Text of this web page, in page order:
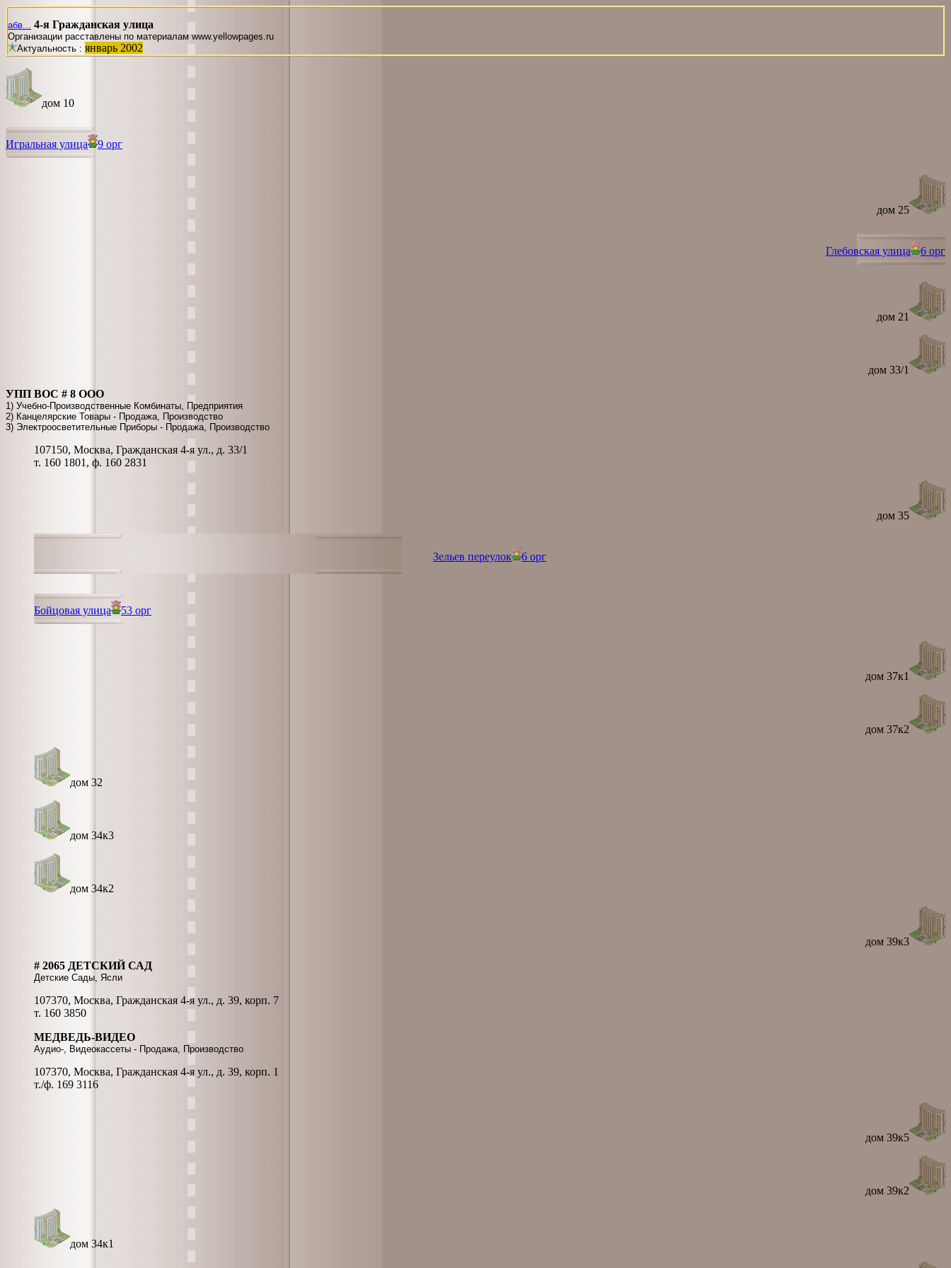
абв... 4-я Гражданская улица
Организации расставлены по материалам www.yellowpages.ru
Актуальность : январь 2002
дом 10
Игральная улица 9 орг
дом 25
Глебовская улица 6 орг
дом 21
дом 33/1
УПП ВОС # 8 ООО
1) Учебно-Производственные Комбинаты, Предприятия
2) Канцелярские Товары - Продажа, Производство
3) Электроосветительные Приборы - Продажа, Производство
107150, Москва, Гражданская 4-я ул., д. 33/1
т. 160 1801, ф. 160 2831
дом 35
Зельев переулок 6 орг
Бойцовая улица 53 орг
дом 37к1
дом 37к2
дом 32
дом 34к3
дом 34к2
дом 39к3
# 2065 ДЕТСКИЙ САД
Детские Сады, Ясли
107370, Москва, Гражданская 4-я ул., д. 39, корп. 7
т. 160 3850
МЕДВЕДЬ-ВИДЕО
Аудио-, Видеокассеты - Продажа, Производство
107370, Москва, Гражданская 4-я ул., д. 39, корп. 1
т./ф. 169 3116
дом 39к5
дом 39к2
дом 34к1